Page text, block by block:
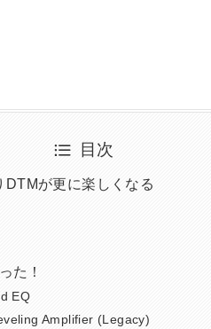
目次
が更に楽しくなる
た！
EQ
Amplifier (Legacy)